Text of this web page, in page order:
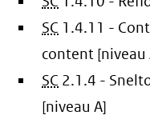
SC 1.4.11 -
content [niveau
SC 2.1.4 -
[niveau A]